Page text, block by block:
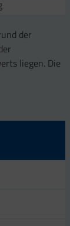
der
liegen. Die